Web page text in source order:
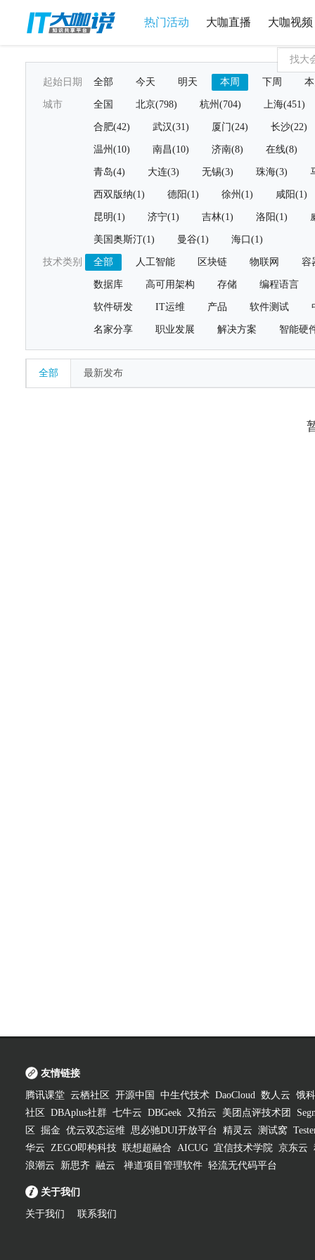
热门活动 大咖直播 大咖视频
起始日期 全部 今天 明天 本周 下周
城市 全国 北京(798) 杭州(704) 上海(451)
合肥(42) 武汉(31) 厦门(24) 长沙(22)
温州(10) 南昌(10) 济南(8) 在线(8)
青岛(4) 大连(3) 无锡(3) 珠海(3)
西双版纳(1) 德阳(1) 徐州(1) 咸阳(1)
昆明(1) 济宁(1) 吉林(1) 洛阳(1)
美国奥斯汀(1) 曼谷(1) 海口(1)
技术类别 全部 人工智能 区块链 物联网 容
数据库 高可用架构 存储 编程语言
软件研发 IT运维 产品 软件测试
名家分享 职业发展 解决方案 智能硬
全部 最新发布
友情链接
腾讯课堂 云栖社区 开源中国 中生代技术 DaoCloud 数人云 饿
社区
DBAplus社群 七牛云 DBGeek 又拍云 美团点评技术团
区
掘金 优云双态运维 思必驰DUI开放平台 精灵云 测试窝
华云 ZEGO即构科技 联想超融合 AICUG 宜信技术学院 京东云
浪潮云
新思齐 融云 禅道项目管理软件 轻流无代码平台
关于我们
关于我们 联系我们